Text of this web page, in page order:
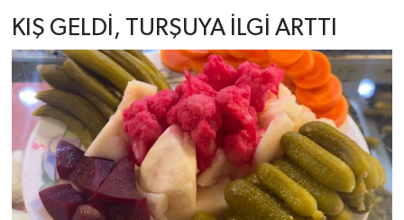
KIŞ GELDİ, TURŞUYA İLGİ ARTTI